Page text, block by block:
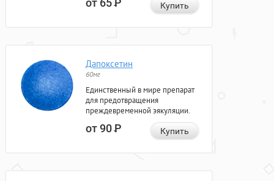
от 65Р Купить
Дапоксетин
60мг
Единственный в мире препарат
для предотвращения
преждевременной эякуляции.
от 90Р Купить